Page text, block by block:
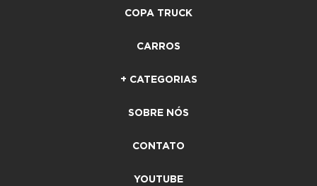
COPA TRUCK
CARROS
+ CATEGORIAS
SOBRE NÓS
CONTATO
YOUTUBE